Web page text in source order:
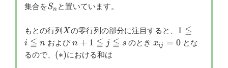
集合をS_n
Sn と置いています。
もとの行列 X
X の零行列の部分に注目すると、 1\leqq
i
1 ≦
i ≦ n およびn+1\leqq
j \leqq s
n + 1 ≦ j ≦ s のときx_{ij}=0
xij = 0 とな
るので、 (*)
(∗)における和は